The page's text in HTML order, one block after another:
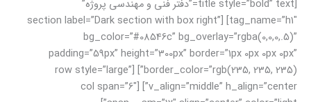
[title style=”bold” text=”دفتر فنی و مهندسی پروژه”
tag_name=”h1″] [section label=”Dark section with box right”
bg_color=”#08546c” bg_overlay=”rgba(0,0,0,.5)”
padding=”59px” height=”300px” border=”1px 0px 0px 0px”
border_color=”rgb(235, 235, 235)”] [row style=”large”
v_align=”middle” h_align=”center”] [col span=”6″